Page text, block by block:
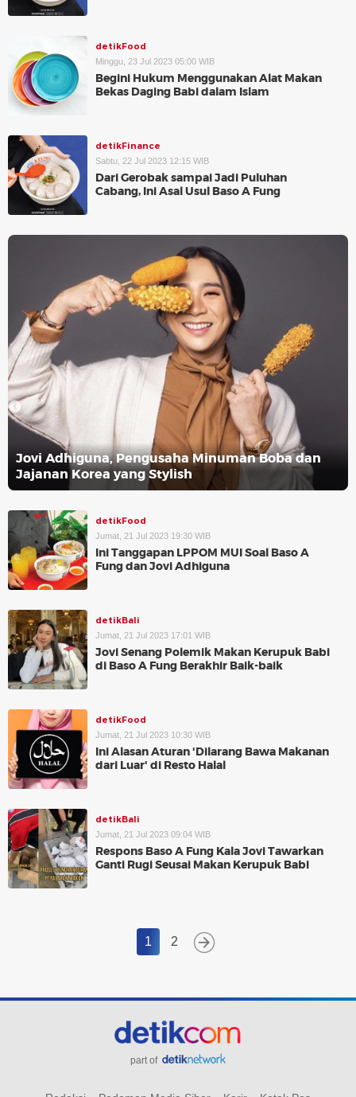
detikFood
Minggu, 23 Jul 2023 05:00 WIB
Begini Hukum Menggunakan Alat Makan
Bekas Daging Babi dalam Islam
detikFinance
Sabtu, 22 Jul 2023 12:15 WIB
Dari Gerobak sampai Jadi Puluhan
Cabang, Ini Asal Usul Baso A Fung
Jovi Adhiguna, Pengusaha Minuman Boba dan
Jajanan Korea yang Stylish
detikFood
Jumat, 21 Jul 2023 19:30 WIB
Ini Tanggapan LPPOM MUI Soal Baso A
Fung dan Jovi Adhiguna
detikBali
Jumat, 21 Jul 2023 17:01 WIB
Jovi Senang Polemik Makan Kerupuk Babi
di Baso A Fung Berakhir Baik-baik
detikFood
Jumat, 21 Jul 2023 10:30 WIB
Ini Alasan Aturan 'Dilarang Bawa Makanan
dari Luar' di Resto Halal
detikBali
Jumat, 21 Jul 2023 09:04 WIB
Respons Baso A Fung Kala Jovi Tawarkan
Ganti Rugi Seusai Makan Kerupuk Babi
1 2
part of